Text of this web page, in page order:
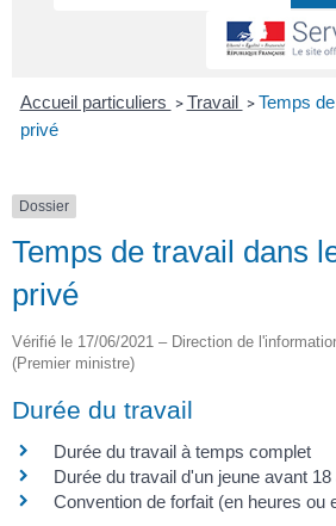
Accueil particuliers > Travail > Temps
privé
Dossier
Temps de travail dans
privé
Vérifié le 17/06/2021 – Direction de
(Premier ministre)
Durée du travail
Durée du travail à temps complet
Durée du travail d'un jeune avant 18
Convention de forfait (en heures ou